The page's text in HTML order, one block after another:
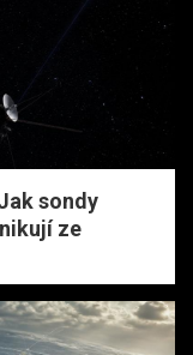
sondy
ze